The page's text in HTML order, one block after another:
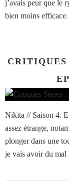
j’avais peur que le
bien moins
Nikita // Saison 4.
assez étrange,
plonger dans une
je vais avoir du mal